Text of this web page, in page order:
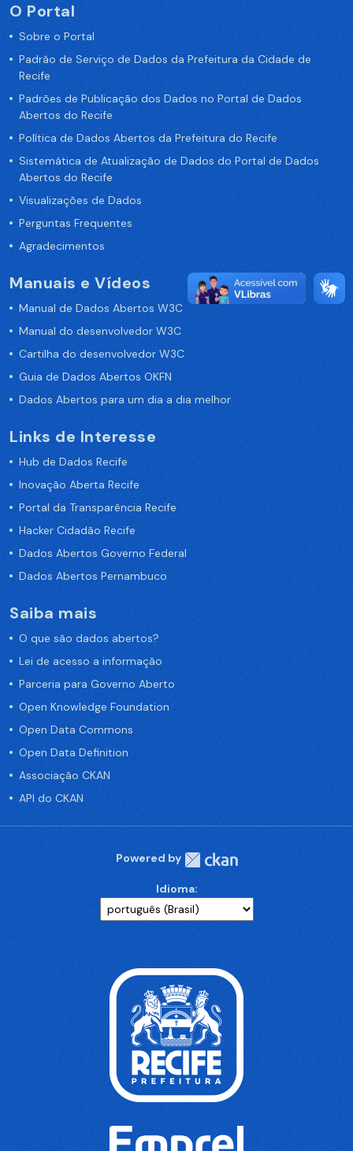
O Portal
Sobre o Portal
Padrão de Serviço de Dados da Prefeitura da Cidade de
Recife
Padrões de Publicação dos Dados no Portal de Dados
Abertos do Recife
Política de Dados Abertos da Prefeitura do Recife
Sistemática de Atualização de Dados do Portal de Dados
Abertos do Recife
Visualizações de Dados
Perguntas Frequentes
Agradecimentos
Manuais e Vídeos
Manual de Dados Abertos W3C
Manual do desenvolvedor W3C
Cartilha do desenvolvedor W3C
Guia de Dados Abertos OKFN
Dados Abertos para um dia a dia melhor
Links de Interesse
Hub de Dados Recife
Inovação Aberta Recife
Portal da Transparência Recife
Hacker Cidadão Recife
Dados Abertos Governo Federal
Dados Abertos Pernambuco
Saiba mais
O que são dados abertos?
Lei de acesso a informação
Parceria para Governo Aberto
Open Knowledge Foundation
Open Data Commons
Open Data Definition
Associação CKAN
API do CKAN
Powered by
Idioma